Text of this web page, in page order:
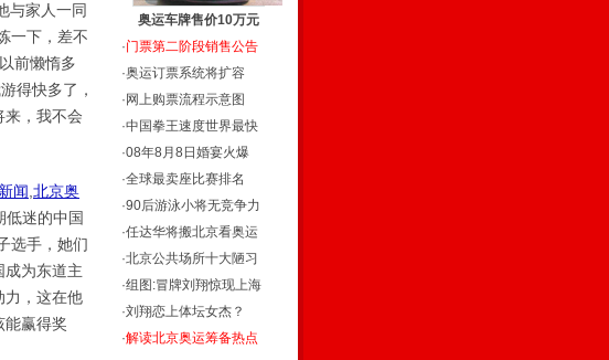
与家人一同
一下，差不
前懒惰多
得快多了，
来，我不会
闻 北京奥
低迷的中国
选手，她们
成为东道主
力，这在他
能赢得奖
奥运车牌售价10万元
·门票第二阶段销售公告
·奥运订票系统将扩容
· 网上购票流程示意图
·中国拳王速度世界最快
·08年8月8日婚宴火爆
·全球最卖座比赛排名
·90后游泳小将无竞争力
·任达华将搬北京看奥运
·北京公共场所十大陋习
·组图:冒牌刘翔惊现上海
·刘翔恋上体坛女杰？
·解读北京奥运筹备热点